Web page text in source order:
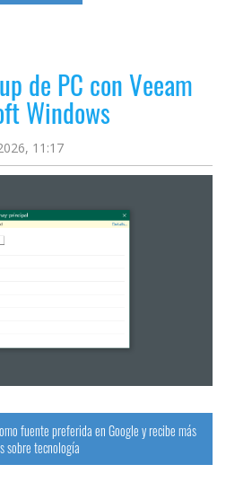
de PC con Veeam
Windows
11:17
fuente preferida en Google y recibe más
sobre tecnología